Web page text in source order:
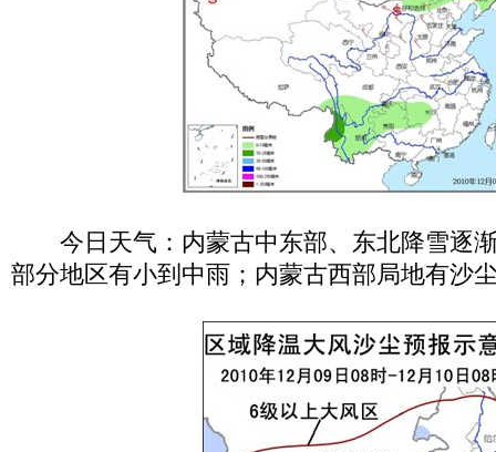
今日天气：内蒙古中东部、东北降雪逐
部分地区有小到中雨；内蒙古西部局地有沙